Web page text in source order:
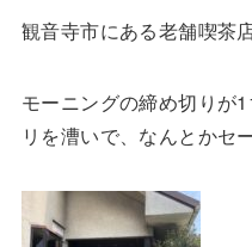
観音寺市にある老舗喫茶
モーニングの締め切りが
リを漕いで、なんとかセー